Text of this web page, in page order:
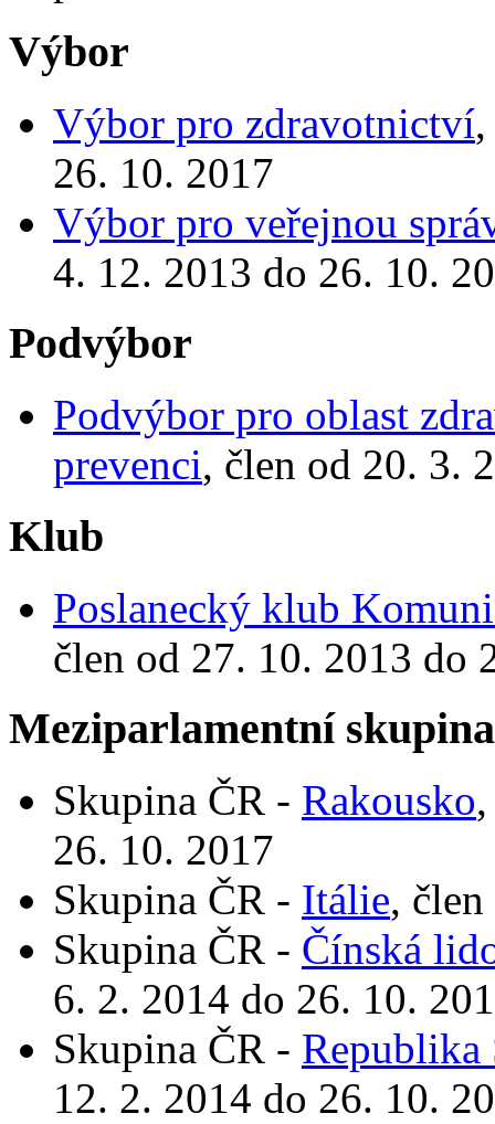
Výbor
Výbor pro zdravotnictví
26. 10. 2017
Výbor pro veřejnou
4. 12. 2013 do 26. 10.
Podvýbor
Podvýbor pro oblast
prevenci, člen od 20. 3.
Klub
Poslanecký klub
člen od 27. 10. 2013 do
Meziparlamentní
Skupina ČR - Rakousko
26. 10. 2017
Skupina ČR - Itálie,
Skupina ČR - Čínská
6. 2. 2014 do 26. 10.
Skupina ČR -
12. 2. 2014 do 26. 10.